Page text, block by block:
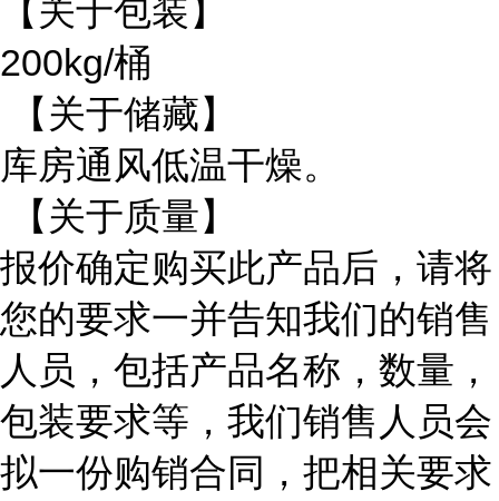
【关于包装】
200kg/桶
【关于储藏】
库房通风低温干燥。
【关于质量】
报价确定购买此产品后，请将
您的要求一并告知我们的销售
人员，包括产品名称，数量，
包装要求等，我们销售人员会
拟一份购销合同，把相关要求